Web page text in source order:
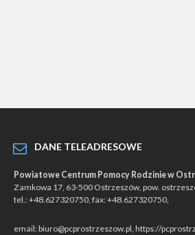
DANE TELEADRESOWE
Powiatowe Centrum Pomocy Rodzinie w
Zamkowa 17, 63-500 Ostrzeszów, pow.
tel.: +48.627320750, fax: +48.627320750,
email: biuro@pcprostrzeszow.pl, https://